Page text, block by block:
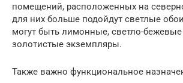
помещений, расположенных на
для них больше подойдут светлые
могут быть лимонные, светло-
золотистые экземпляры.
Также важно функциональное